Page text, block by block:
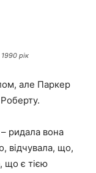
рік
але Паркер
ридала вона
відчувала, що,
що є тією